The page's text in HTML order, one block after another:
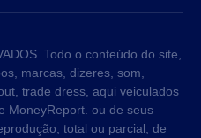
Todo o conteúdo do site,
marcas, dizeres, som,
trade dress, aqui veiculados
MoneyReport. ou de seus
total ou parcial, de